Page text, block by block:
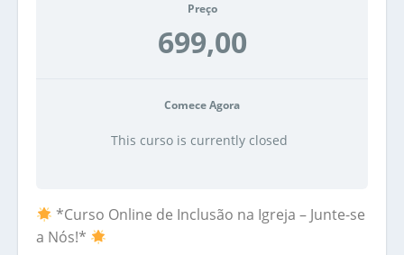
Preço
699,00
Comece Agora
This curso is currently closed
*Curso Online de Inclusão na Igreja – Junte-se
a Nós!*